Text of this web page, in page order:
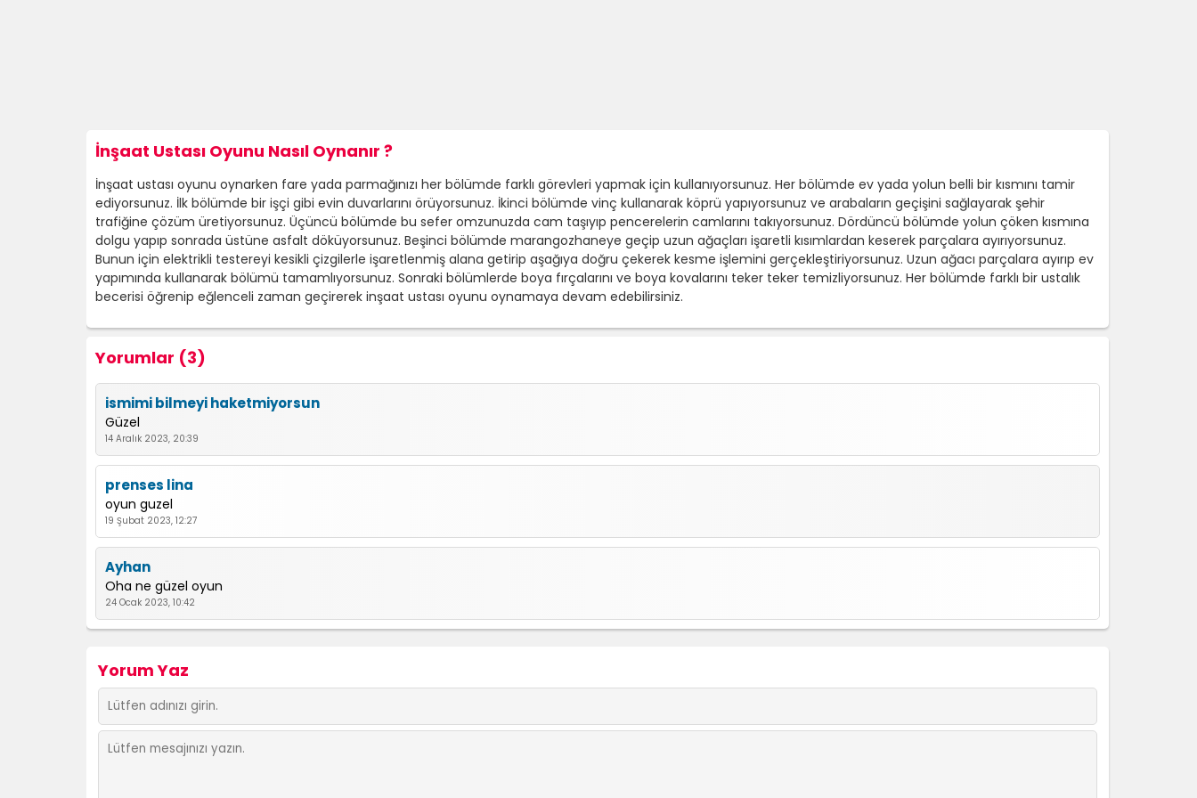
İnşaat Ustası Oyunu Nasıl Oynanır ?
İnşaat ustası oyunu oynarken fare yada parmağınızı her bölümde farklı görevleri yapmak için kullanıyorsunuz. Her bölümde ev yada yolun belli bir kısmını tamir
ediyorsunuz. İlk bölümde bir işçi gibi evin duvarlarını örüyorsunuz. İkinci bölümde vinç kullanarak köprü yapıyorsunuz ve arabaların geçişini sağlayarak şehir
trafiğine çözüm üretiyorsunuz. Üçüncü bölümde bu sefer omzunuzda cam taşıyıp pencerelerin camlarını takıyorsunuz. Dördüncü bölümde yolun çöken kısmına
dolgu yapıp sonrada üstüne asfalt döküyorsunuz. Beşinci bölümde marangozhaneye geçip uzun ağaçları işaretli kısımlardan keserek parçalara ayırıyorsunuz.
Bunun için elektrikli testereyi kesikli çizgilerle işaretlenmiş alana getirip aşağıya doğru çekerek kesme işlemini gerçekleştiriyorsunuz. Uzun ağacı parçalara ayırıp ev
yapımında kullanarak bölümü tamamlıyorsunuz. Sonraki bölümlerde boya fırçalarını ve boya kovalarını teker teker temizliyorsunuz. Her bölümde farklı bir ustalık
becerisi öğrenip eğlenceli zaman geçirerek inşaat ustası oyunu oynamaya devam edebilirsiniz.
Yorumlar (3)
ismimi bilmeyi haketmiyorsun
Güzel
14 Aralık 2023, 20:39
prenses lina
oyun guzel
19 Şubat 2023, 12:27
Ayhan
Oha ne güzel oyun
24 Ocak 2023, 10:42
Yorum Yaz